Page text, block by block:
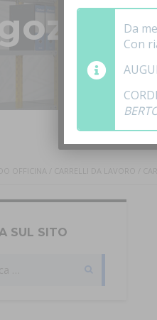
OFFICINA CARRELLI DA LAVORO /
SUL SITO
Da
Con